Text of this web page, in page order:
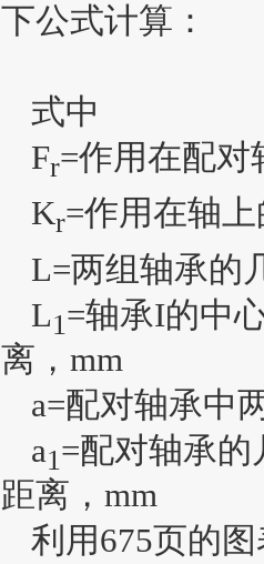
下公式计算：
式中
Fr=作用在配对
Kr=作用在轴
L=两组轴承的
L1=轴承I的中
离，mm
a=配对轴承中
a1=配对轴承
距离，mm
利用675页的